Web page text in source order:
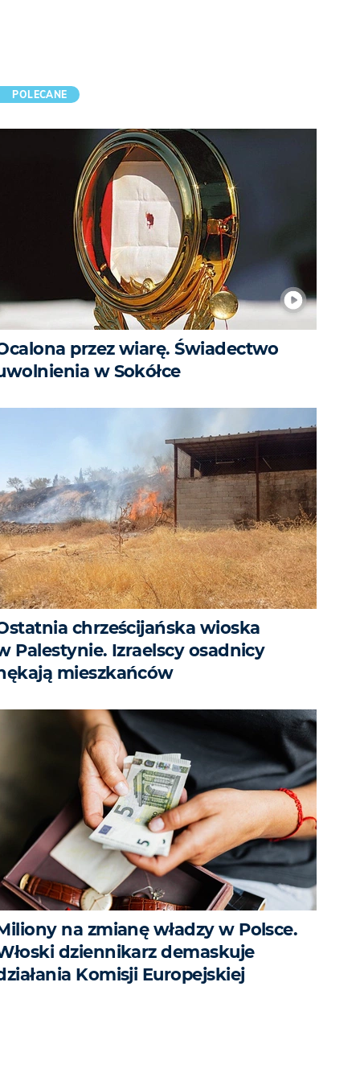
POLECANE
przez wiarę. Świadectwo
w Sokółce
chrześcijańska wioska
Palestynie. Izraelscy osadnicy
mieszkańców
na zmianę władzy w Polsce.
dziennikarz demaskuje
Komisji Europejskiej